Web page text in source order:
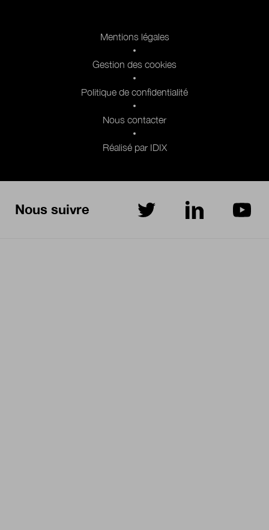
Nous suivre sur Twitter sur LinkedInsur
Mentions légales
Gestion des cookies
Politique de confidentialité
Nous contacter
Réalisé par IDIX